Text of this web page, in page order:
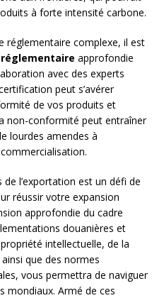
à forte intensité carbone.
réglementaire complexe, il est
approfondie
avec des experts
peut s’avérer
de vos produits et
non-conformité peut entraîner
lourdes amendes à
l’exportation est un défi de
réussir votre expansion
approfondie du cadre
douanières et
intellectuelle, de la
que des normes
vous permettra de naviguer
mondiaux. Armé de ces